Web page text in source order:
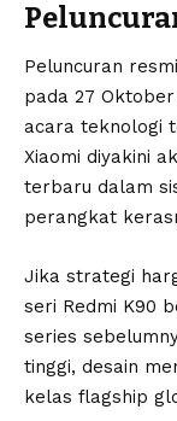
Peluncuran
pada 27
acara teknologi
Xiaomi diyakini
terbaru dalam
perangkat
Jika strategi
seri Redmi K90
series
tinggi, desain
kelas flagship